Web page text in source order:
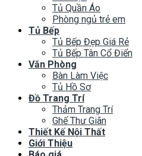
Tủ Quần Áo
Phòng ngủ trẻ em
Tủ Bếp
Tủ Bếp Đẹp Giá Rẻ
Tủ Bếp Tân Cổ Điển
Văn Phòng
Bàn Làm Việc
Tủ Hồ Sơ
Đồ Trang Trí
Thảm Trang Trí
Ghế Thư Giãn
Thiết Kế Nội Thất
Giới Thiệu